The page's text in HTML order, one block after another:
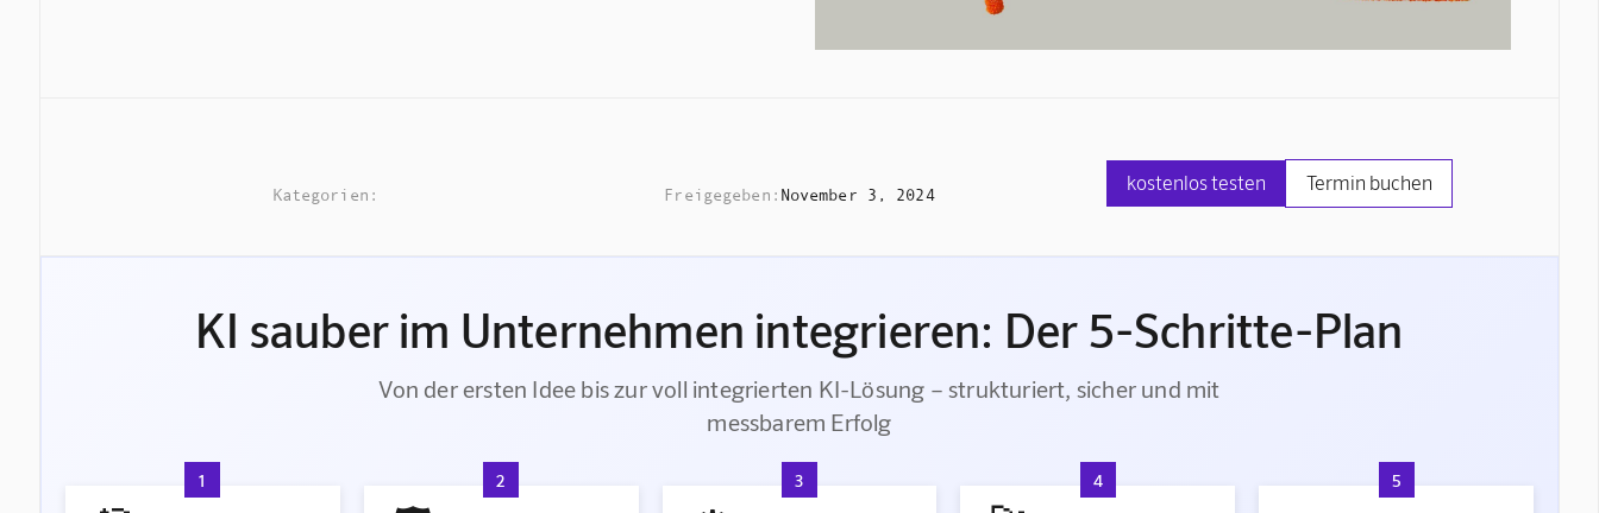
Kategorien: Freigegeben: November 3, 2024
kostenlos testen Termin buchen
KI sauber im Unternehmen integrieren: Der 5-Schritte-Plan
Von der ersten Idee bis zur voll integrierten KI-Lösung – strukturiert, sicher und mit
messbarem Erfolg
1 2 3 4 5